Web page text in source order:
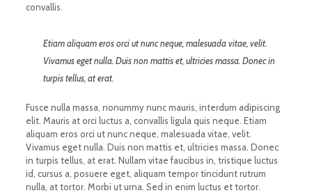
convallis.
Etiam aliquam eros orci ut nunc neque, malesuada vitae, velit.
Vivamus eget nulla. Duis non mattis et, ultricies massa. Donec in
turpis tellus, at erat.
Fusce nulla massa, nonummy nunc mauris, interdum adipiscing
elit. Mauris at orci luctus a, convallis ligula quis neque. Etiam
aliquam eros orci ut nunc neque, malesuada vitae, velit.
Vivamus eget nulla. Duis non mattis et, ultricies massa. Donec
in turpis tellus, at erat. Nullam vitae faucibus in, tristique luctus
id, cursus a, posuere eget, aliquam tempor tincidunt rutrum
nulla, at tortor. Morbi ut urna. Sed in enim luctus et tortor.